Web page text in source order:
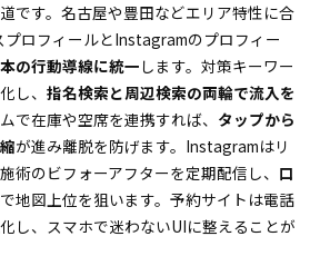
です。名古屋や豊田などエリア特性に合
ロフィールとInstagramのプロフィー
の行動導線に統一します。対策キーワー
し、 指名検索と周辺検索の両輪で流入を
で在庫や空席を連携すれば、 タップから
が進み離脱を防げます。Instagramはリ
術のビフォーアフターを定期配信し、 口
で地図上位を狙います。予約サイトは電話
し、スマホで迷わないUIに整えることが